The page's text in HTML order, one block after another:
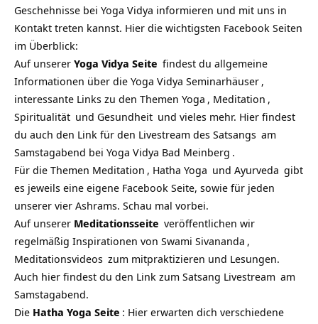
Geschehnisse bei Yoga Vidya informieren und mit uns in
Kontakt treten kannst. Hier die wichtigsten Facebook Seiten
im Überblick:
Auf unserer Yoga Vidya Seite findest du allgemeine
Informationen über die Yoga Vidya Seminarhäuser ,
interessante Links zu den Themen Yoga , Meditation ,
Spiritualität und Gesundheit und vieles mehr. Hier findest
du auch den Link für den Livestream des Satsangs am
Samstagabend bei Yoga Vidya Bad Meinberg .
Für die Themen Meditation , Hatha Yoga und Ayurveda gibt
es jeweils eine eigene Facebook Seite, sowie für jeden
unserer vier Ashrams. Schau mal vorbei.
Auf unserer Meditationsseite veröffentlichen wir
regelmäßig Inspirationen von Swami Sivananda ,
Meditationsvideos zum mitpraktizieren und Lesungen.
Auch hier findest du den Link zum Satsang Livestream am
Samstagabend.
Die Hatha Yoga Seite : Hier erwarten dich verschiedene